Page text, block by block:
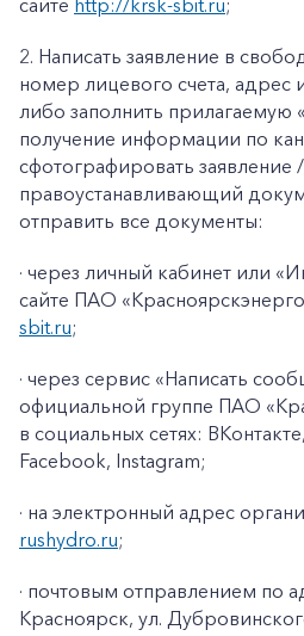
сайте http://krsk-sbit.ru;
2. Написать заявление в
номер лицевого счета,
либо заполнить прилагаемую «
получение информации по
сфотографировать заявление
правоустанавливающий
отправить все документы:
· через личный кабинет или
сайте ПАО
sbit.ru;
· через сервис «Написать
официальной группе ПАО
в социальных сетях:
Facebook, Instagram;
· на электронный адрес
rushydro.ru;
· почтовым отправлением по
Красноярск, ул.